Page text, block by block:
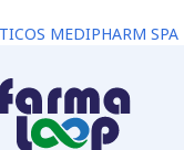
MEDIPHARM SPA